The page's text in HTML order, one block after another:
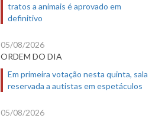
tratos a animais é aprovado em
definitivo
05/08/2026
ORDEM DO DIA
Em primeira votação nesta quinta, sala
reservada a autistas em espetáculos
05/08/2026